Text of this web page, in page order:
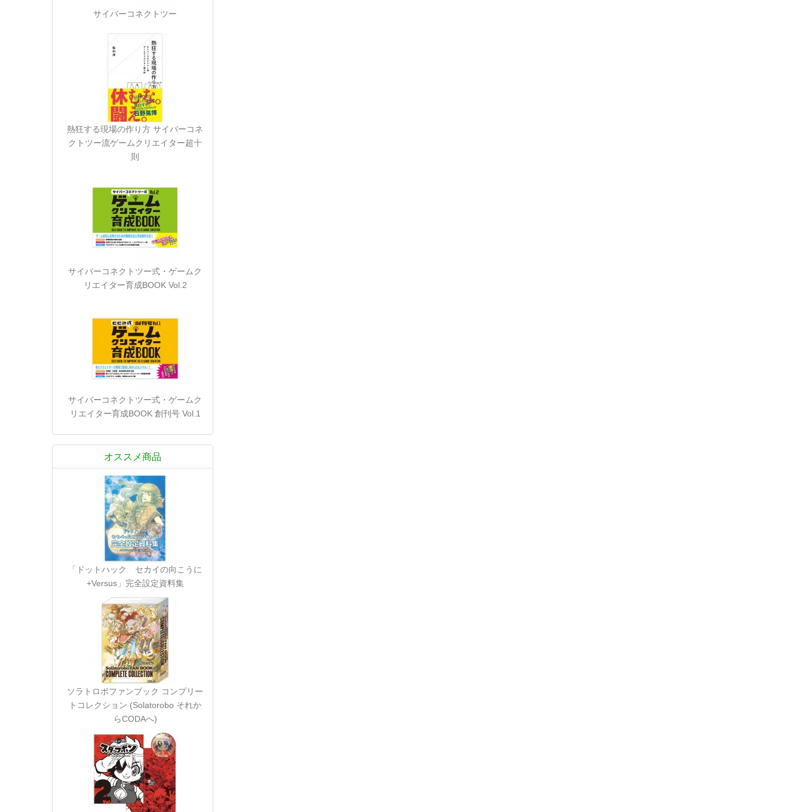
サイバーコネクトツー
熱狂する現場の作り方 サイバーコネ
クトツー流ゲームクリエイター超十
則
サイバーコネクトツー式・ゲームク
リエイター育成BOOK Vol.2
サイバーコネクトツー式・ゲームク
リエイター育成BOOK 創刊号 Vol.1
オススメ商品
「ドットハック セカイの向こうに
+Versus」完全設定資料集
ソラトロボファンブック コンプリー
トコレクション (Solatorobo それか
らCODAへ)